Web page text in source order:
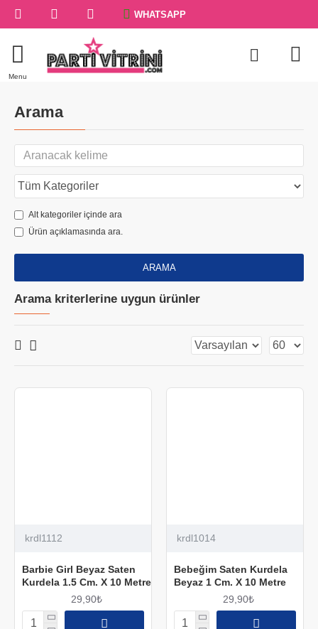
WHATSAPP
Arama
Alt kategoriler içinde ara
Ürün açıklamasında ara.
ARAMA
Arama kriterlerine uygun ürünler
krdl1112
Barbie Girl Beyaz Saten
Kurdela 1.5 Cm. X 10 Metre
29,90₺
krdl1014
Bebeğim Saten Kurdela
Beyaz 1 Cm. X 10 Metre
29,90₺